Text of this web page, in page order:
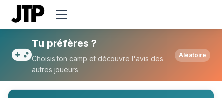
Tu préfères Les blond(e)s ou Les
Tu préfères ?
Choisis ton camp et découvre l'avis des
autres joueurs
Aléatoire